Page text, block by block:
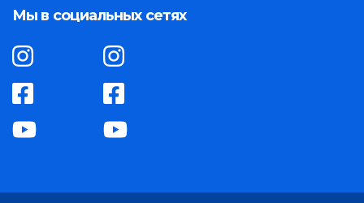
Мы в социальных сетях